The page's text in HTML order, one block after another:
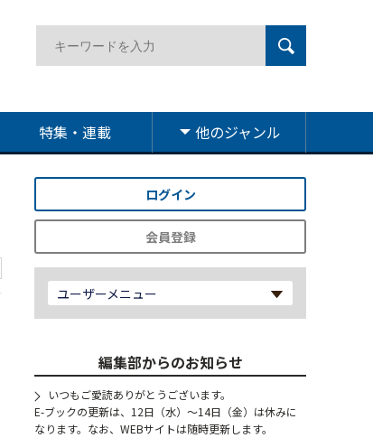
特集・連載 他のジャンル
ログイン
会員登録
ユーザーメニュー
編集部からのお知らせ
いつもご愛読ありがとうございます。
E-ブックの更新は、12日（水）～14日（金）は休みに
なります。なお、WEBサイトは随時更新します。